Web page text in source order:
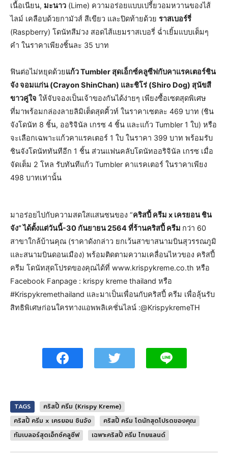
เนื้อเนียน, มะนาว (Lime) ความอร่อยแบบเปรี้ยวอมหวานของไส้
ไลม์ เคลือบด้วยกามัวส์ สีเขียว และปิดท้ายด้วย ราสเบอร์รี่
(Raspberry) โดนัทสีม่วง สอดไส้แยมราสเบอรี่ ฉ่ำเยิ้มแบบเต็มๆ
คำ ในราคาเพียงชิ้นละ 35 บาท
ฟินต่อไม่หยุดด้วยแก้ว Tumbler สุดเอ็กซ์คลูซีฟกับคาแรคเตอร์ชิน
จัง จอมแก่น (Crayon ShinChan) และชิโร่ (Shiro Dog) สุนัขสี
ขาวคู่ใจ ให้จับจองเป็นเจ้าของกันได้ง่ายๆ เพียงซื้อเซตสุดพิเศษ
ที่มาพร้อมกล่องลายลิมิเต็ดสุดคิ้วท์ ในราคาเซตละ 469 บาท (ชิน
จังโดนัท 8 ชิ้น, ออริจินัล เกรซ 4 ชิ้น และแก้ว Tumbler 1 ใบ) หรือ
จะเลือกเฉพาะแก้วคาแรคเตอร์ 1 ใบ ในราคา 399 บาท พร้อมรับ
ชินจังโดนัททันทีอีก 1 ชิ้น ส่วนแฟนคลับโดนัทออริจินัล เกรซ เมื่อ
จัดเต็ม 2 โหล รับทันทีแก้ว Tumbler คาแรคเตอร์ ในราคาเพียง
498 บาทเท่านั้น
มาอร่อยไปกับความสดใสแสนซนของ “คริสปี้ ครีม x เครยอน ชิน
จัง” ได้ตั้งแต่วันนี้-30 กันยายน 2564 ที่ร้านคริสปี้ ครีม กว่า 60
สาขาใกล้บ้านคุณ (ราคาดังกล่าว ยกเว้นสาขาสนามบินสุวรรณภูมิ
และสนามบินดอนเมือง) พร้อมติดตามความเคลื่อนไหวของ คริสปี้
ครีม โดนัทสุดโปรดของคุณได้ที่ www.krispykreme.co.th หรือ
Facebook Fanpage : krispy kreme thailand หรือ
#Krispykremethailand และมาเป็นเพื่อนกับคริสปี้ ครีม เพื่อลุ้นรับ
สิทธิพิเศษก่อนใครทางแอพพลิเคชั่นไลน์ :@KrispykremeTH
TAGS
คริสปี้ ครีม (Krispy Kreme)
คริสปี้ ครีม x เครยอน ชินจัง
คริสปี้ ครีม โดนัทสุดโปรดของคุณ
ทัมเบลอร์สุดเอ็กซ์คลูซีฟ
เฉพาะคริสปี้ ครีม ไทยแลนด์